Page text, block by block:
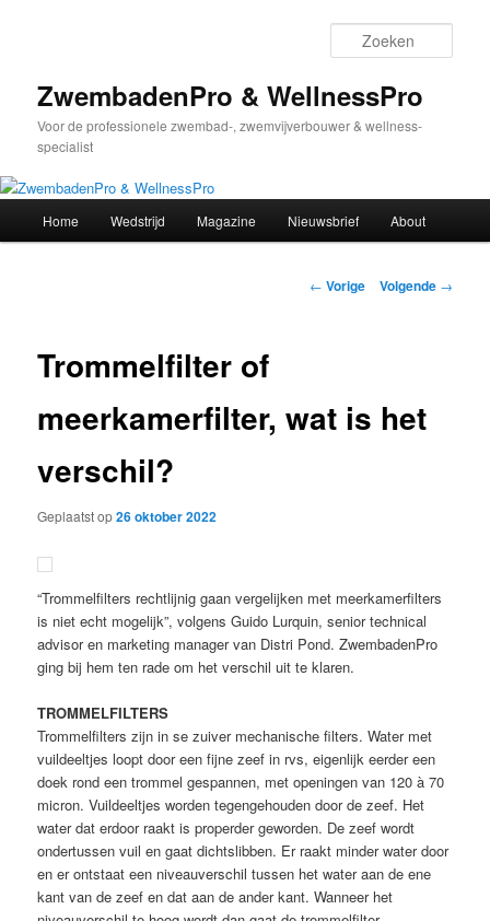
inhoudZwembadenPro & WellnessPro
Voor de professionele zwembad-, zwemvijverbouwer & wellness-
specialist
Home Wedstrijd Magazine Nieuwsbrief About
Bericht
← Vorige Volgende →
Trommelfilter of
meerkamerfilter, wat is het
verschil?
Geplaatst op26 oktober 2022
“Trommelfilters rechtlijnig gaan vergelijken met meerkamerfilters
is niet echt mogelijk”, volgens Guido Lurquin, senior technical
advisor en marketing manager van Distri Pond. ZwembadenPro
ging bij hem ten rade om het verschil uit te klaren.
TROMMELFILTERS
Trommelfilters zijn in se zuiver mechanische filters. Water met
vuildeeltjes loopt door een fijne zeef in rvs, eigenlijk eerder een
doek rond een trommel gespannen, met openingen van 120 à 70
micron. Vuildeeltjes worden tegengehouden door de zeef. Het
water dat erdoor raakt is properder geworden. De zeef wordt
ondertussen vuil en gaat dichtslibben. Er raakt minder water door
en er ontstaat een niveauverschil tussen het water aan de ene
kant van de zeef en dat aan de ander kant. Wanneer het